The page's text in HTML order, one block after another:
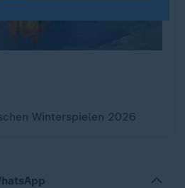
Winterspielen 2026